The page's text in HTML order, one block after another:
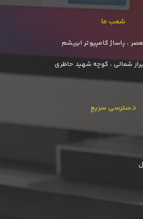
شعب ما
، پاساژ کامپیوتر ابریشم
شمالی ، کوچه شهید حاظری
دسترسی سریع